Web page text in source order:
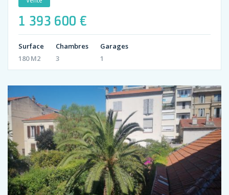
1 393 600 €
Surface
180 M2
Chambres
3
Garages
1